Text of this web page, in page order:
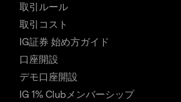
取引ルール
取引コスト
IG証券 始め方ガイド
口座開設
デモ口座開設
IG 1% Clubメンバーシップ